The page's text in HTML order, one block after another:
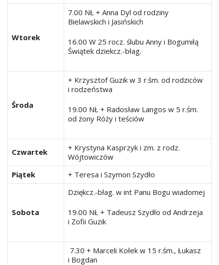
Wtorek
7.00 NŁ + Anna Dyl od rodziny
Bielawskich i Jasińskich
16.00 W 25 rocz. ślubu Anny i Bogumiłą
Świątek dziekcz.-błag.
Środa
+ Krzysztof Guzik w 3 r.śm. od rodziców
i rodzeństwa
19.00 NŁ + Radosław Langos w 5 r.śm.
od żony Róży i teściów
Czwartek
+ Krystyna Kasprzyk i zm. z rodz.
Wójtowiczów
Piątek
+ Teresa i Szymon Szydło
Sobota
Dziękcz.-błag. w int Panu Bogu wiadomej
19.00 NŁ + Tadeusz Szydło od Andrzeja
i Zofii Guzik
7.30 + Marceli Kołek w 15 r.śm., Łukasz
i Bogdan